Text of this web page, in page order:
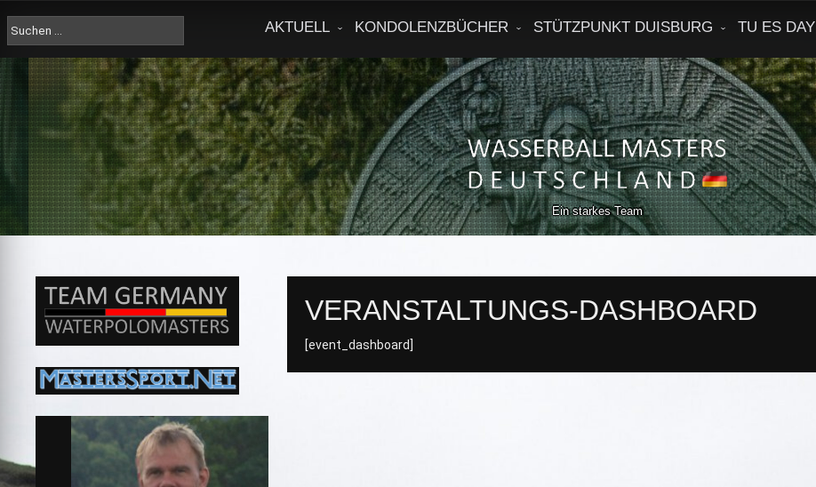
content
Suche
nach:
AKTUELL KONDOLENZBÜCHER STÜTZPUNKT DUISBURG TU ES DAY
Ein starkes Team
VERANSTALTUNGS-DASHBOARD
[event_dashboard]